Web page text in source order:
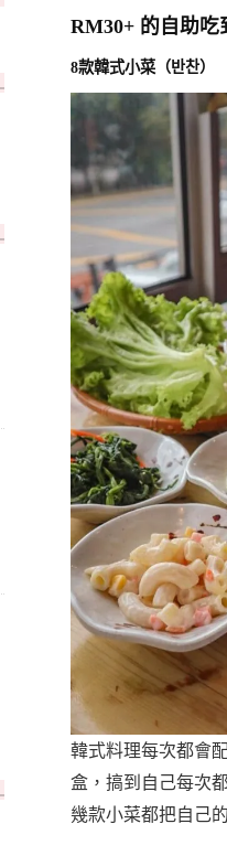
RM30+ 的自助吃
8款韓式小菜（반찬）
韓式料理每次都會
盒，搞到自己每次
幾款小菜都把自己